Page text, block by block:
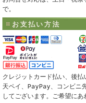
で。
お支払い方法
クレジットカード払い、後
天ペイ、PayPay、コンビニ
してございます。ご希望にあ